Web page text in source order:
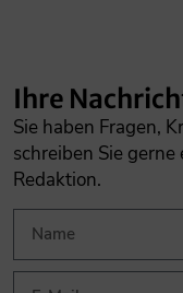
Ihre
Sie haben Fragen,
schreiben Sie
Redaktion.